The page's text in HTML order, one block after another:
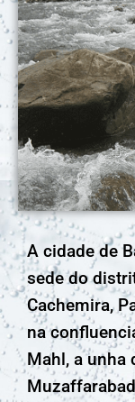
A cidade de
sede do
Cachemira,
na
Mahl, a unha